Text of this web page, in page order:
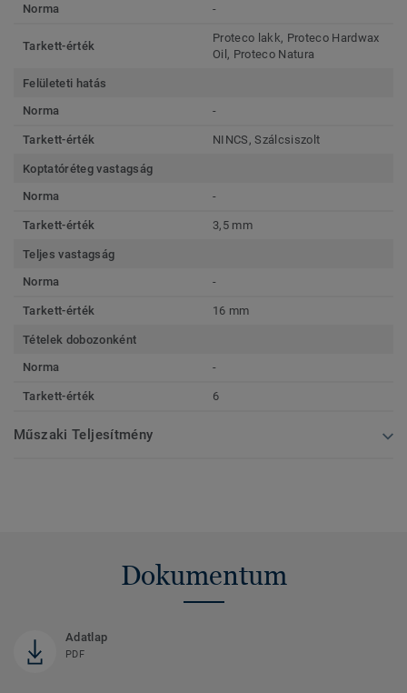
Norma
-
Tarkett-érték
Proteco lakk, Proteco Hardwax
Oil, Proteco Natura
Felületeti hatás
Norma
-
Tarkett-érték NINCS, Szálcsiszolt
Koptatóréteg vastagság
Norma
-
Tarkett-érték 3,5 mm
Teljes vastagság
Norma
-
Tarkett-érték 16 mm
Tételek dobozonként
Norma
-
Tarkett-érték 6
Műszaki Teljesítmény
Dokumentum
Adatlap
PDF